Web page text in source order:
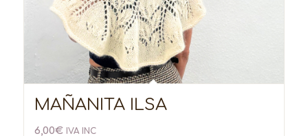
MAÑANITA ILSA
6,00€ IVA INC